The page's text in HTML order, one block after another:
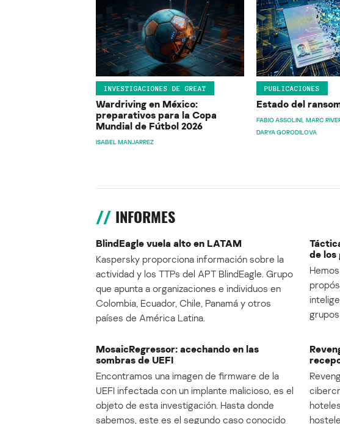
INVESTIGACIONES DE GREAT
Wardriving en México:
preparativos para la Copa
Mundial de Fútbol 2026
ISABEL MANJARREZ
PUBLICACIONES
Estado del
FABIO ASSOLINI MARC
DARYA GORODILOVA
INFORMES
BlindEagle vuela alto en LATAM
Kaspersky proporciona información sobre la
actividad y los TTPs del APT BlindEagle. Grupo
que apunta a organizaciones e individuos en
Colombia, Ecuador, Chile, Panamá y otros
países de América Latina.
de los
MosaicRegressor: acechando en las
sombras de UEFI
Encontramos una imagen de firmware de la
UEFI infectada con un implante malicioso, es el
objeto de esta investigación. Hasta donde
sabemos, este es el segundo caso conocido